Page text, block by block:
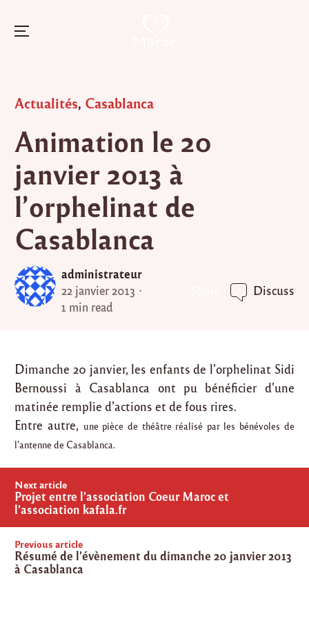
content
Menu
Posted
Actualités, Casablanca
Animation le 20
janvier 2013 à
l’orphelinat de
Casablanca
administrateur
22 janvier 2013
1 min read
Discuss
Dimanche 20 janvier, les enfants de l’orphelinat Sidi
Bernoussi à Casablanca ont pu bénéficier d’une
matinée remplie d’actions et de fous rires.
Entre autre, une pièce de théâtre réalisé par les bénévoles de
l’antenne de Casablanca.
Post
navigation
Previous article
Résumé de l’évènement du dimanche 20 janvier 2013
à Casablanca
Next article
Projet entre l’association Coeur Maroc et
l’association kafala.fr